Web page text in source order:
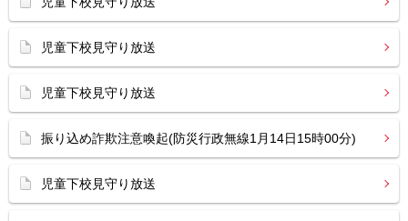
児童下校見守り放送
児童下校見守り放送
振り込め詐欺注意喚起(防災行政無線1月14日15時00分)
児童下校見守り放送